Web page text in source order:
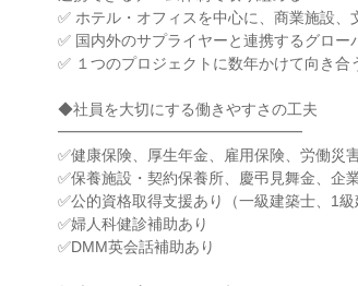
✅ ホテル・オフィスを中心に、商業施設
✅ 国内外のサプライヤーと連携するグロー
✅ １つのプロジェクトに数年かけて向き合
◆社員を大切にする働きやすさの工夫
━━━━━━━━━━━━━━━━
✅健康保険、厚生年金、雇用保険、労働災
✅保養施設・契約保養所、慶弔見舞金、企
✅公的資格取得支援あり（一級建築士、1級
✅婦人科健診補助あり
✅DMM英会話補助あり